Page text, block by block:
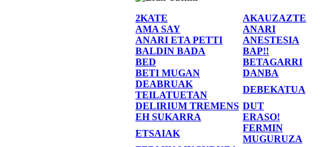
2KATE
AKAUZAZTE
AMA SAY
ANARI
ANARI ETA PETTI
ANESTESIA
BALDIN BADA
BAP!!
BED
BETAGARRI
BETI MUGAN
DANBA
DEABRUAK
TEILATUETAN
DEBEKATUA
DELIRIUM TREMENS DUT
EH SUKARRA
ERASO!
ETSAIAK
FERMIN
MUGURUZA